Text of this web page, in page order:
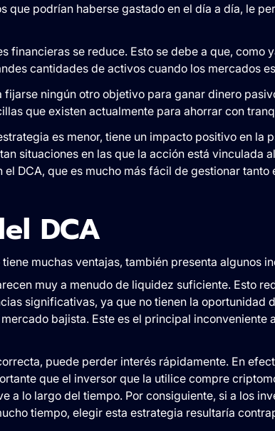
que podrían haberse gastado en el día a día, le
financieras se reduce. Esto se debe a que, como
cantidades de activos cuando los mercados
fijarse ningún otro objetivo para ganar dinero
que existen actualmente para ahorrar con
es menor, tiene un impacto positivo en la
situaciones en las que la acción está vinculada
DCA, que es mucho más fácil de gestionar tanto
DCA
muchas ventajas, también presenta algunos
muy a menudo de liquidez suficiente. Esto
significativas, ya que no tienen la oportunidad
bajista. Este es el principal inconveniente
puede perder interés rápidamente. En
que el inversor que la utilice compre
a lo largo del tiempo. Por consiguiente, si a los
tiempo, elegir esta estrategia resultaría